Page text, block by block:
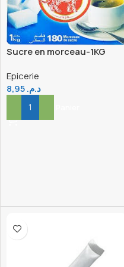
Sucre en morceau-1KG
Epicerie
د.م.
Ajouter Au Panier